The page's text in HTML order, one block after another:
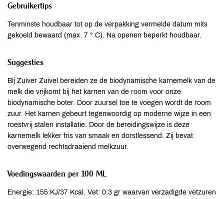
Gebruikertips
Tenminste houdbaar tot op de verpakking vermelde datum mits
gekoeld bewaard (max. 7 ° C). Na openen beperkt houdbaar.
Suggesties
Bij Zuiver Zuivel bereiden ze de biodynamische karnemelk van de
melk die vrijkomt bij het karnen van de room voor onze
biodynamische boter. Door zuursel toe te voegen wordt de room
zuur. Het karnen gebeurt tegenwoordig op moderne wijze in een
roestvrij stalen installatie. Door de bereidingswijze is deze
karnemelk lekker fris van smaak en dorstlessend. Zij bevat
overwegend rechtsdraaiend melkzuur.
Voedingswaarden per 100 ML
Energie: 155 KJ/37 Kcal. Vet: 0.3 gr waarvan verzadigde vetzuren